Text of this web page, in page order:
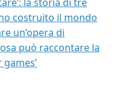
costruito il mondo
un’opera di
può raccontare la